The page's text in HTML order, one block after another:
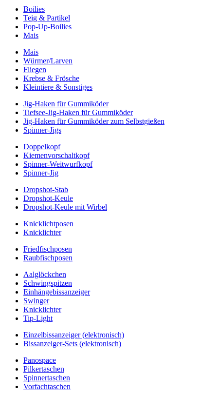
Boilies
Teig & Partikel
Pop-Up-Boilies
Mais
Mais
Würmer/Larven
Fliegen
Krebse & Frösche
Kleintiere & Sonstiges
Jig-Haken für Gummiköder
Tiefsee-Jig-Haken für Gummiköder
Jig-Haken für Gummiköder zum Selbstgießen
Spinner-Jigs
Doppelkopf
Kiemenvorschaltkopf
Spinner-Weitwurfkopf
Spinner-Jig
Dropshot-Stab
Dropshot-Keule
Dropshot-Keule mit Wirbel
Knicklichtposen
Knicklichter
Friedfischposen
Raubfischposen
Aalglöckchen
Schwingspitzen
Einhängebissanzeiger
Swinger
Knicklichter
Tip-Light
Einzelbissanzeiger (elektronisch)
Bissanzeiger-Sets (elektronisch)
Panospace
Pilkertaschen
Spinnertaschen
Vorfachtaschen